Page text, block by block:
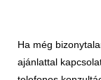
Ha még
ajánlattal